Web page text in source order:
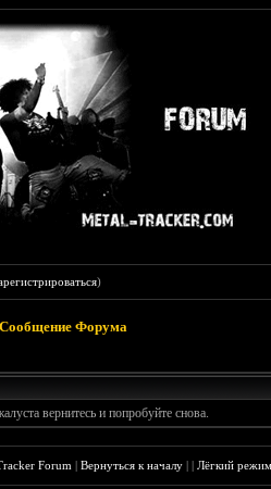
)
Сообщение Форума
вернитесь и попробуйте снова.
Forum |Вернуться к началу ||Лёгкий